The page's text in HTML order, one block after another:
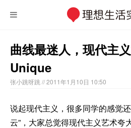
曲线最迷人，现代主
Unique
张小跳呀跳 // 2011年1月10日 10:50
说起现代主义，很多同学的感觉
云”，大家总觉得现代主义艺术夸